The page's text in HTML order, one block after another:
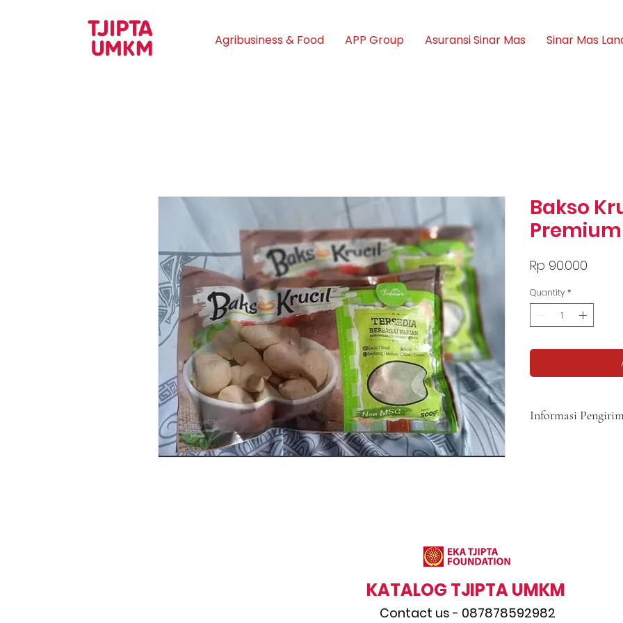
Agribusiness & Food APP Group Asuransi Sinar Mas Sinar Mas
Bakso
Premium
Rp 90.000
Quantity *
Informasi
KATALOG TJIPTA UMKM
Contact us - 087878592982